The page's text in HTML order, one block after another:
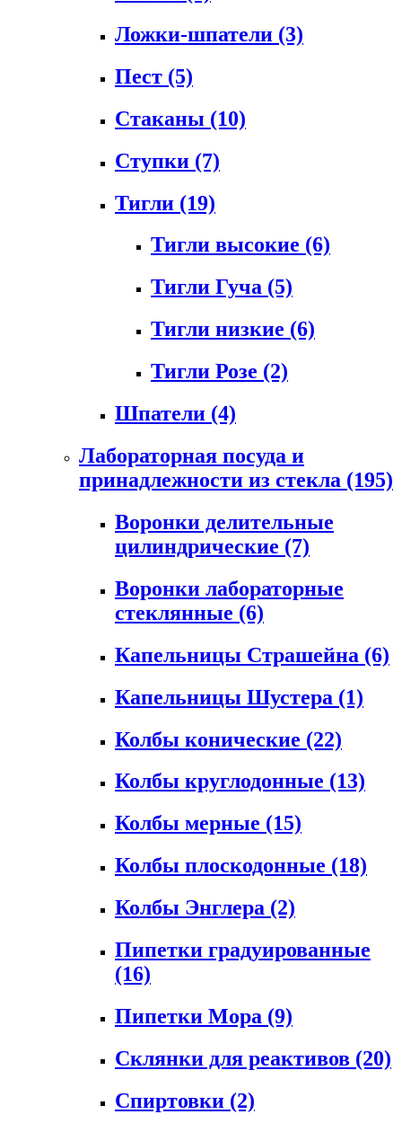
Ложки-шпатели (3)
Пест (5)
Стаканы (10)
Ступки (7)
Тигли (19)
Тигли высокие (6)
Тигли Гуча (5)
Тигли низкие (6)
Тигли Розе (2)
Шпатели (4)
Лабораторная посуда и
принадлежности из стекла (195)
Воронки делительные
цилиндрические (7)
Воронки лабораторные
стеклянные (6)
Капельницы Страшейна (6)
Капельницы Шустера (1)
Колбы конические (22)
Колбы круглодонные (13)
Колбы мерные (15)
Колбы плоскодонные (18)
Колбы Энглера (2)
Пипетки градуированные
(16)
Пипетки Мора (9)
Склянки для реактивов (20)
Спиртовки (2)